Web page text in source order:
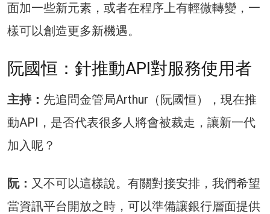
面加一些新元素，或者在程序上有輕微轉變，一
樣可以創造更多新機遇。
阮國恒：針推動API對服務使用者
主持： 先追問金管局Arthur（阮國恒），現在推
動API，是否代表很多人將會被裁走，讓新一代
加入呢？
阮： 又不可以這樣說。有關對接安排，我們希望
當資訊平台開放之時，可以準備讓銀行層面提供